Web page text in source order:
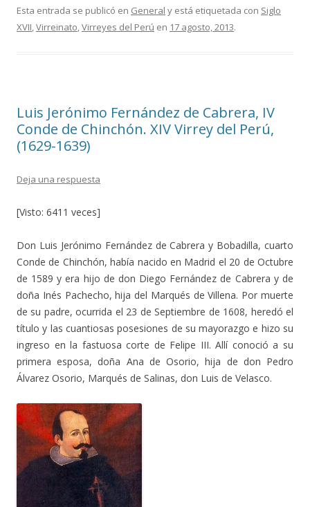
e
b
k
itt
er
m
p
r
Esta entrada se publicó en General y está etiquetada con Siglo
XVII,Virreinato,Virreyes del Perú en 17 agosto, 2013.
Luis Jerónimo Fernández de Cabrera, IV
Conde de Chinchón. XIV Virrey del Perú,
(1629-1639)
Deja una respuesta
[Visto: 6411 veces]
Don Luis Jerónimo Fernández de Cabrera y Bobadilla, cuarto
Conde de Chinchón, había nacido en Madrid el 20 de Octubre
de 1589 y era hijo de don Diego Fernández de Cabrera y de
doña Inés Pachecho, hija del Marqués de Villena. Por muerte
de su padre, ocurrida el 23 de Septiembre de 1608, heredó el
título y las cuantiosas posesiones de su mayorazgo e hizo su
ingreso en la fastuosa corte de Felipe III. Allí conoció a su
primera esposa, doña Ana de Osorio, hija de don Pedro
Álvarez Osorio, Marqués de Salinas, don Luis de Velasco.